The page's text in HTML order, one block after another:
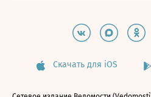
Скачать для iOS